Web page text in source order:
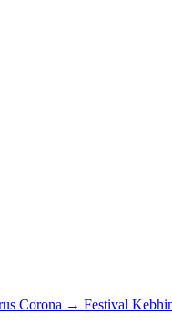
Corona → Festival